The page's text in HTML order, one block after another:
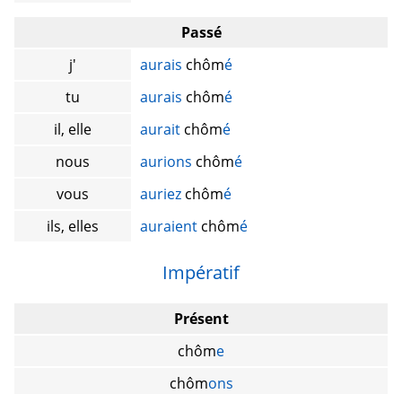
Passé
j'
aurais chômé
tu
aurais chômé
il, elle
aurait chômé
nous
aurions chômé
vous
auriez chômé
ils, elles
auraient chômé
Impératif
Présent
chôme
chômons